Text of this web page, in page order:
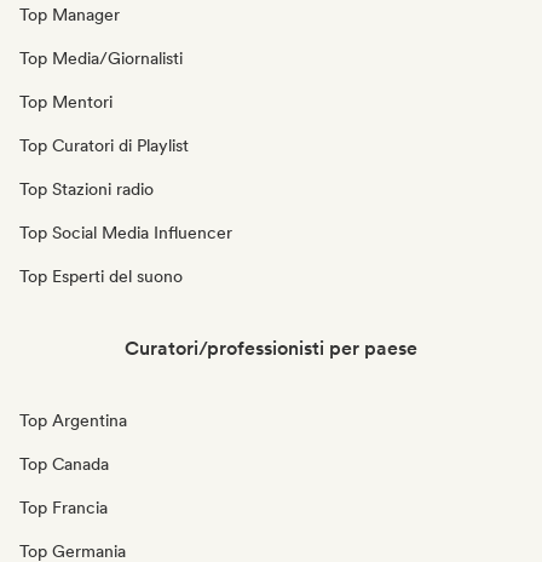
Top Manager
Top Media/Giornalisti
Top Mentori
Top Curatori di Playlist
Top Stazioni radio
Top Social Media Influencer
Top Esperti del suono
Curatori/professionisti per paese
Top Argentina
Top Canada
Top Francia
Top Germania